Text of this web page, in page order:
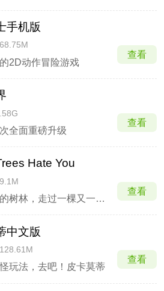
手机版
2D动作冒险游戏
查看
全面重磅升级
查看
Hate You
穿过要命的树林，走过一棵又一棵恶意满满的树
查看
中文版
128.61M
玩法，去吧！皮卡莫蒂
查看